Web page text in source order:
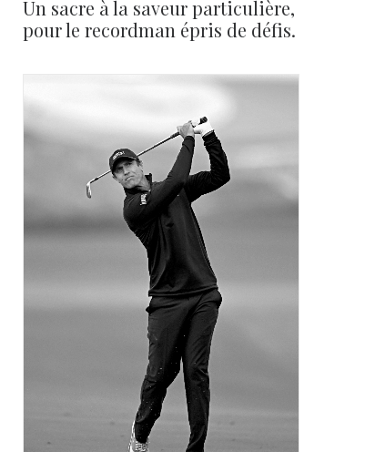
Un sacre à la saveur particulière,
pour le recordman épris de défis.